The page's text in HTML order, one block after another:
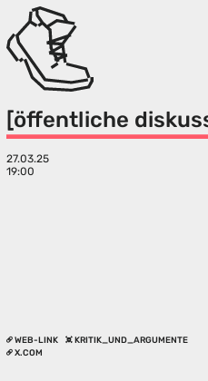
[öffentliche
27.03.25
19:00
WEB-LINK
KRITIK_UND_ARGUMENTE
X.COM